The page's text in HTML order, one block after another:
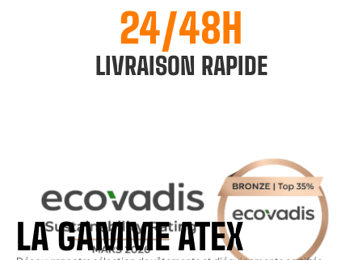
24/48H
LIVRAISON RAPIDE
LA GAMME ATEX